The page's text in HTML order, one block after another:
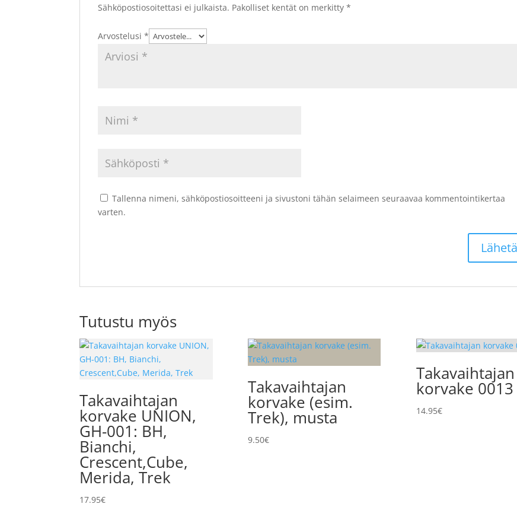
Sähköpostiosoitettasi ei julkaista. Pakolliset kentät on merkitty*
Arvostelusi*
Tallenna nimeni, sähköpostiosoitteeni ja sivustoni tähän selaimeen seuraavaa kommentointikertaa
varten.
Tutustu myös
Takavaihtajan
korvake UNION,
GH-001: BH,
Bianchi,
Crescent,Cube,
Merida, Trek
17.95€
Takavaihtajan
korvake (esim.
Trek), musta
9.50€
Takavaihtajan
korvake 0013
14.95€